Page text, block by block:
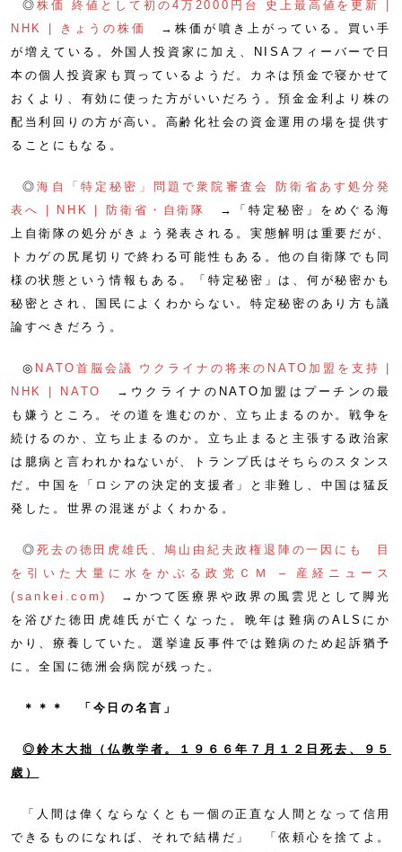
◎株価 終値として初の4万2000円台 史上最高値を更新 |
NHK | きょうの株価
→株価が噴き上がっている。買い手
が増えている。外国人投資家に加え、NISAフィーバーで日
本の個人投資家も買っているようだ。カネは預金で寝かせて
おくより、有効に使った方がいいだろう。預金金利より株の
配当利回りの方が高い。高齢化社会の資金運用の場を提供す
ることにもなる。
◎海自「特定秘密」問題で衆院審査会 防衛省あす処分発
表へ | NHK | 防衛省・自衛隊
→「特定秘密」をめぐる海
上自衛隊の処分がきょう発表される。実態解明は重要だが、
トカゲの尻尾切りで終わる可能性もある。他の自衛隊でも同
様の状態という情報もある。「特定秘密」は、何が秘密かも
秘密とされ、国民によくわからない。特定秘密のあり方も議
論すべきだろう。
◎ NATO首脳会議 ウクライナの将来のNATO加盟を支持 |
NHK | NATO
→ウクライナのNATO加盟はプーチンの最
も嫌うところ。その道を進むのか、立ち止まるのか。戦争を
続けるのか、立ち止まるのか。立ち止まると主張する政治家
は臆病と言われかねないが、トランプ氏はそちらのスタンス
だ。中国を「ロシアの決定的支援者」と非難し、中国は猛反
発した。世界の混迷がよくわかる。
◎死去の徳田虎雄氏、鳩山由紀夫政権退陣の一因にも 目
を引いた大量に水をかぶる政党ＣＭ – 産経ニュース
(sankei.com)
→かつて医療界や政界の風雲児として脚光
を浴びた徳田虎雄氏が亡くなった。晩年は難病のALSにか
かり、療養していた。選挙違反事件では難病のため起訴猶予
に。全国に徳洲会病院が残った。
＊＊＊ 「今日の名言」
◎鈴木大拙（仏教学者。
１９６６年７月１２日死去、９５
歳 ）
「人間は偉くならなくとも一個の正直な人間となって信用
できるものになれば、それで結構だ」 「依頼心を捨てよ。